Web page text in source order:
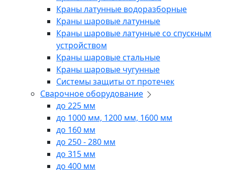
Краны латунные водоразборные
Краны шаровые латунные
Краны шаровые латунные со спускным
устройством
Краны шаровые стальные
Краны шаровые чугунные
Системы защиты от протечек
Сварочное оборудование
до 225 мм
до 1000 мм, 1200 мм, 1600 мм
до 160 мм
до 250 - 280 мм
до 315 мм
до 400 мм